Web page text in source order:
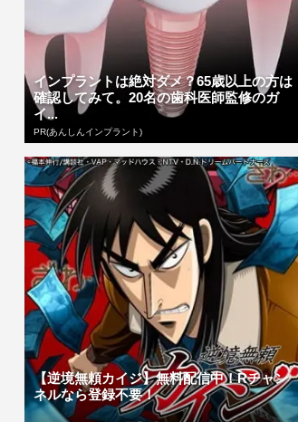
インプラントは絶対ダメ？65歳以上の方は
確認してみて。20名の歯科医師監修のガ
イ...
PR(あんしんインプラント)
【逆境無頼カイジ】無料配信中！Rチャン
ネルなら登録不要！